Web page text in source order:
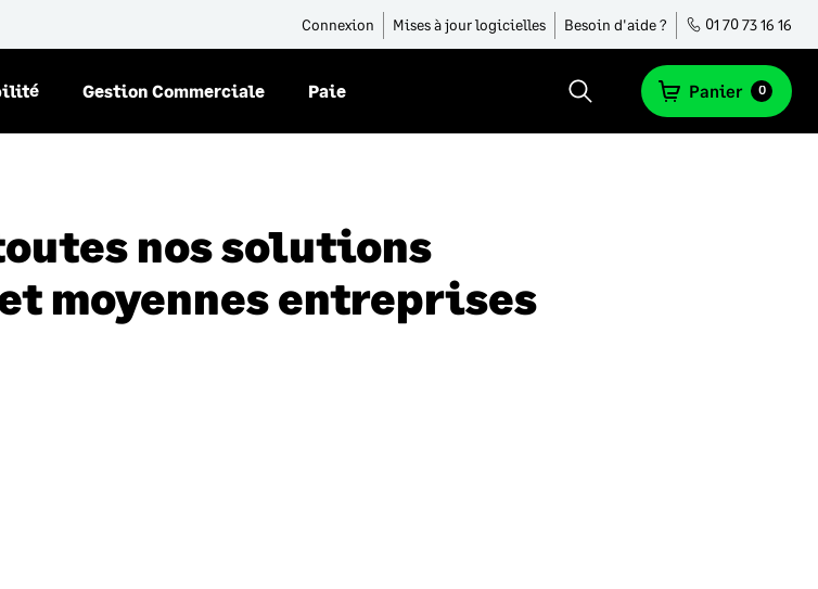
Connexion Mises à jour logicielles Besoin d'aide ? 01 70 73 16 16
Panier 0
Gestion Commerciale Paie
nos solutions
moyennes entreprises